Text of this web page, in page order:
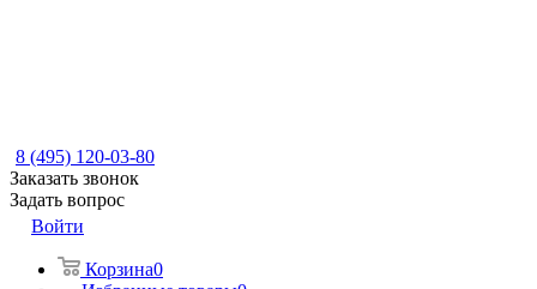
8 (495) 120-03-80
Заказать звонок
Задать вопрос
Войти
Корзина0